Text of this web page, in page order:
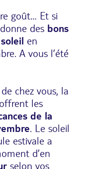
goût… Et si
des bons
en
A vous l’été
chez vous, la
offrent les
de la
. Le soleil
estivale a
d’en
selon vos